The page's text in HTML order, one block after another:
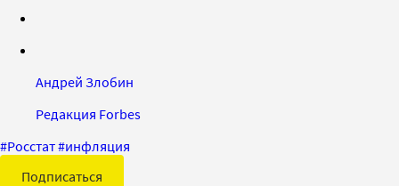
Андрей Злобин
Редакция Forbes
#Росстат#инфляция
Подписаться